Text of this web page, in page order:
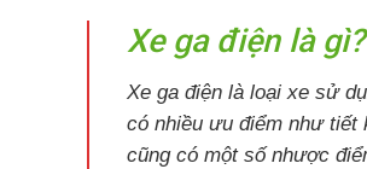
Xe ga điện là gì?
Xe ga điện là loại xe sử
có nhiều ưu điểm như tiết
cũng có một số nhược